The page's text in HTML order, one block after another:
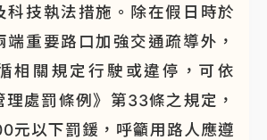
科技執法措施。除在假日時於
端重要路口加強交通疏導外，
相關規定行駛或違停，可依
理處罰條例》第33條之規定，
元以下罰鍰，呼籲用路人應遵